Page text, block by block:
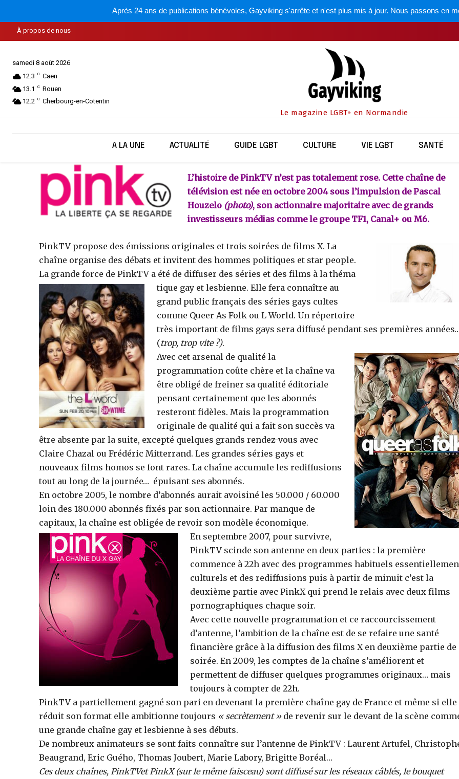
Après 24 ans de publications bénévoles, Gayviking s'arrête et n'est plus mis à jour. Nous passons en
À propos de nous
samedi 8 août 2026
12.3
C Caen
13.1
C Rouen
12.2
C Cherbourg-en-Cotentin
Le magazine LGBT+ en Normandie
A LA UNE ACTUALITÉ GUIDE LGBT CULTURE VIE LGBT SANTÉ
Culture
PinkTV une chaîne de télévision
la rédaction 2 septembre 2010
L’histoire de PinkTV n’est pas totalement rose. Cette chaîne de
télévision est née en octobre 2004 sous l’impulsion de Pascal
Houzelo (photo), son actionnaire majoritaire avec de grands
investisseurs médias comme le groupe TF1, Canal+ ou M6.
PinkTV propose des émissions originales et trois soirées de films X. La
chaîne organise des débats et invitent des hommes politiques et star people.
La grande force de PinkTV a été de diffuser des séries et des films à la théma
tique gay et lesbienne. Elle fera connaître au
grand public français des séries gays cultes
comme Queer As Folk ou L World. Un répertoire
très important de films gays sera diffusé pendant ses premières
(trop, trop vite ?).
Avec cet arsenal de qualité la
programmation coûte chère et la chaîne va
être obligé de freiner sa qualité éditoriale
pensant certainement que les abonnés
resteront fidèles. Mais la programmation
originale de qualité qui a fait son succès va
être absente par la suite, excepté quelques grands rendez-vous avec
Claire Chazal ou Frédéric Mitterrand. Les grandes séries gays et
nouveaux films homos se font rares. La chaîne accumule les rediffusions
tout au long de la journée… épuisant ses abonnés.
En octobre 2005, le nombre d’abonnés aurait avoisiné les 50.000 / 60.000
loin des 180.000 abonnés fixés par son actionnaire. Par manque de
capitaux, la chaîne est obligée de revoir son modèle économique.
En septembre 2007, pour survivre,
PinkTV scinde son antenne en deux parties : la première
commence à 22h avec des programmes habituels
culturels et des rediffusions puis à partir de minuit c’est la
deuxième partie avec PinkX qui prend le relais avec deux films
pornographiques chaque soir.
Avec cette nouvelle programmation et ce raccourcissement
d’antenne, l’ambition de la chaîne est de se refaire une santé
financière grâce à la diffusion des films X en deuxième partie de
soirée. En 2009, les comptes de la chaîne s’améliorent et
permettent de diffuser quelques programmes originaux… mais
toujours à compter de 22h.
PinkTV a partiellement gagné son pari en devenant la première chaîne gay de France et même si elle
réduit son format elle ambitionne toujours « secrètement » de revenir sur le devant de la scène
une grande chaîne gay et lesbienne à ses débuts.
De nombreux animateurs se sont faits connaître sur l’antenne de PinkTV : Laurent Artufel,
Beaugrand, Eric Guého, Thomas Joubert, Marie Labory, Brigitte Boréal…
Ces deux chaînes, PinkTVet PinkX (sur le même faisceau) sont diffusé sur les réseaux câblés, le bouquet